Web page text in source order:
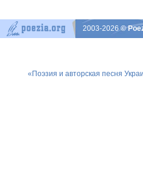
2003-2026©
«Поэзия и авторская песня